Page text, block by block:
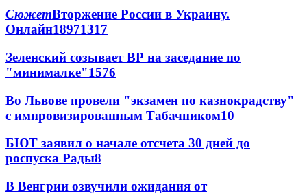
СюжетВторжение России в Украину.
Онлайн18971317
Зеленский созывает ВР на заседание по
"минималке"1576
Во Львове провели "экзамен по казнокрадству"
с импровизированным Табачником10
БЮТ заявил о начале отсчета 30 дней до
роспуска Рады8
В Венгрии озвучили ожидания от